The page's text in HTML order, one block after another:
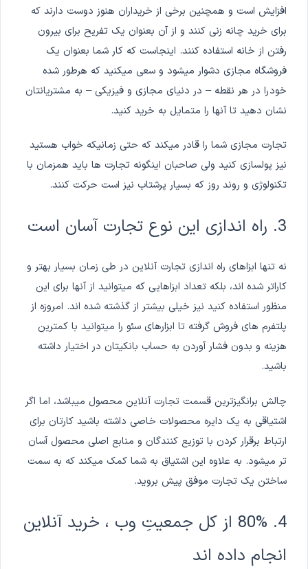
افزایش است و همچنین برخی از خریداران هنوز دوست دارند که
برای خرید چانه زنی کنند و از آن بعنوان یک تفریح برای بیرون
رفتن از خانه استفاده کنند. اینجاست که کار شما بعنوان یک
فروشگاه مجازی دشوار میشود و سعی میکنید که هرطور شده
خود را در هر نقطه – در دنیای مجازی و فیزیکی – به مشتریانتان
نشان دهید تا آنها را متمایل به خرید کنید.
تجارت مجازی شما را قادر میکند که حتی زمانیکه خواب هستید
نیز پولسازی کنید ولی صاحبان اینگونه تجارت ها باید همزمان با
تکنولوژی و روند روز که بسیار پرشتاب نیز است حرکت کنند.
3. راه اندازی این نوع تجارت آسان است
نه تنها ابزاهای راه اندازی تجارت آنلاین در طی زمان بسیار بهتر و
کاراتر شده اند، بلکه تعداد ابزاهایی که میتوانید از آنها برای این
منظور استفاده کنید نیز خیلی بیشتر از گذشته شده اند. امروزه از
پلتفرم های فروش گرفته تا ابزارهای سئو را میتوانید با کمترین
هزینه و بدون فشار آوردن به حساب بانکیتان در اختیار داشته
باشید.
چالش برانگیزترین قسمت تجارت آنلاین محصول میباشد، اما اگر
اشتیاقی به یک دایره محصولات خاصی داشته باشید کارتان برای
ارتباط برقرار کردن با توزیع کنندگان و منابع اصلی محصول آسان
تر میشود. به علاوه این اشتیاق به شما کمک میکند که به سمت
ساختن یک تجارت موفق پیش بروید.
4. 80% از کل جمعیتِ وب ، خرید آنلاین
انجام داده اند